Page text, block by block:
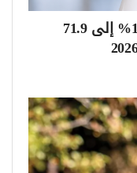
أرباح «الحمادي القابضة» ترتفع 16% إلى 71.9